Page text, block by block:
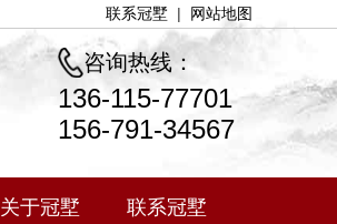
联系冠墅 | 网站地图
咨询热线：
136-115-77701
156-791-34567
关于冠墅 联系冠墅